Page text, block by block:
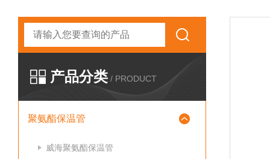
产品分类 / PRODUCT
聚氨酯保温管
威海聚氨酯保温管